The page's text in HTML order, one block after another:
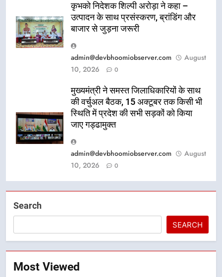
कृभको निदेशक शिल्पी अरोड़ा ने कहा –
उत्पादन के साथ प्रसंस्करण, ब्रांडिंग और
बाजार से जुड़ना जरूरी
admin@devbhoomiobserver.com
August
10, 2026
0
मुख्यमंत्री ने समस्त जिलाधिकारियों के साथ
की वर्चुअल बैठक, 15 अक्टूबर तक किसी भी
स्थिति में प्रदेश की सभी सड़कों को किया
जाए गड्ढामुक्त
admin@devbhoomiobserver.com
August
10, 2026
0
Search
SEARCH
Most Viewed